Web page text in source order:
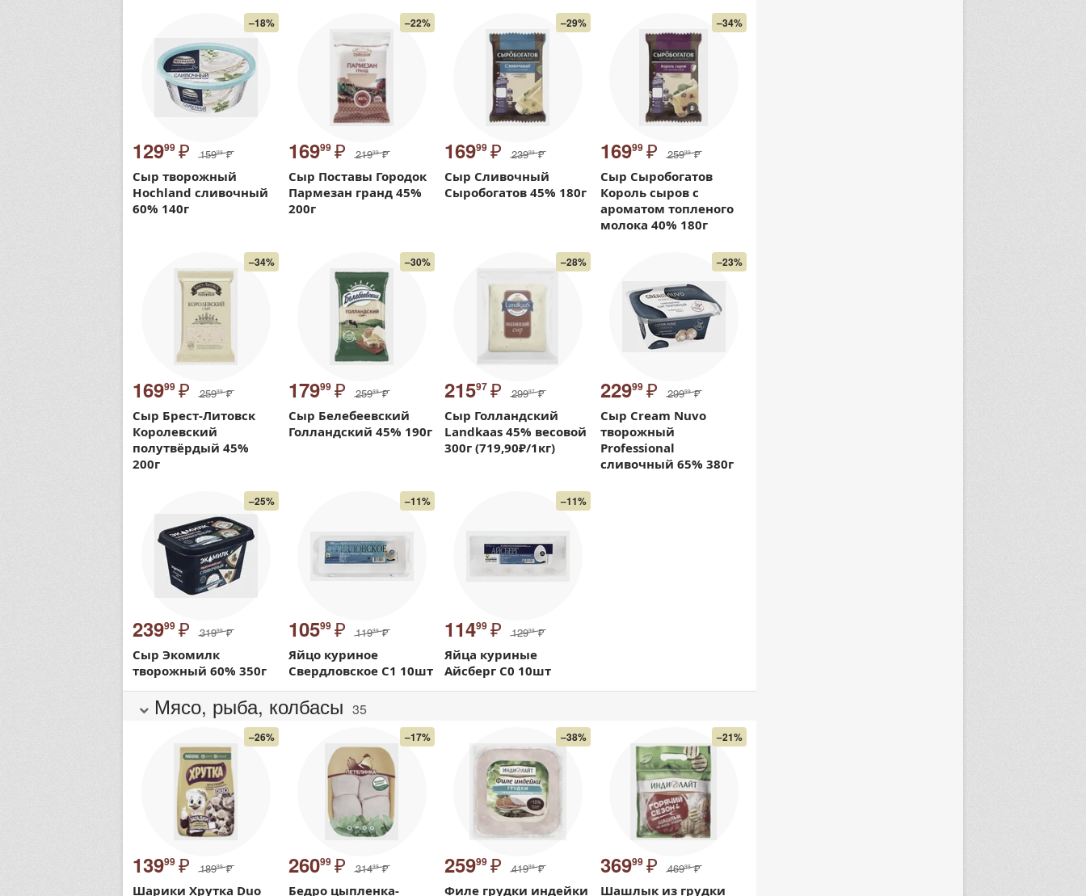
–18%
12999 ₽ 15999 ₽
Сыр творожный
Hochland сливочный
60% 140г
–22%
16999 ₽ 21999 ₽
Сыр Поставы Городок
Пармезан гранд 45%
200г
–29%
16999 ₽ 23999 ₽
Сыр Сливочный
Сыробогатов 45% 180г
–34%
16999 ₽ 25999 ₽
Сыр Сыробогатов
Король сыров с
ароматом топленого
молока 40% 180г
–34%
16999 ₽ 25999 ₽
Сыр Брест-Литовск
Королевский
полутвёрдый 45%
200г
–30%
17999 ₽ 25999 ₽
Сыр Белебеевский
Голландский 45% 190г
–28%
21597 ₽ 29997 ₽
Сыр Голландский
Landkaas 45% весовой
300г (719,90₽/1кг)
–23%
22999 ₽ 29999 ₽
Сыр Cream Nuvo
творожный
Professional
сливочный 65% 380г
–25%
23999 ₽ 31999 ₽
Сыр Экомилк
творожный 60% 350г
–11%
10599 ₽ 11999 ₽
Яйцо куриное
Свердловское С1 10шт
–11%
11499 ₽ 12999 ₽
Яйца куриные
Айсберг С0 10шт
Мясо, рыба, колбасы 35
–26%
13999 ₽ 18999 ₽
Шарики Хрутка Duo
–17%
26099 ₽ 31499 ₽
Бедро цыпленка-
–38%
25999 ₽ 41999 ₽
Филе грудки индейки
–21%
36999 ₽ 46999 ₽
Шашлык из грудки